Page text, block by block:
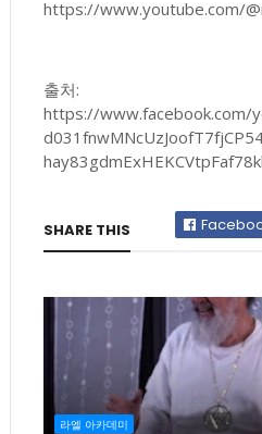
https://www.youtube.com/
출처:
https://www.facebook.com/
hay83gdmExHEKCVtpFaf78kl
SHARE THIS
라엘 아카데미